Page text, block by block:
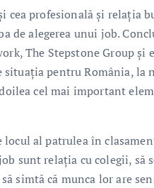
profesională și relația
de alegerea unui job.
The Stepstone Group
situația pentru România,
cel mai important
al patrulea în
sunt relația cu colegii, să
simtă că munca lor are